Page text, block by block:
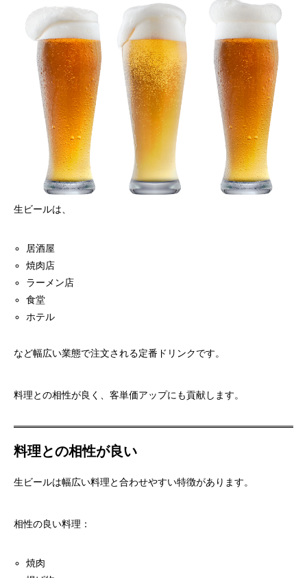
生ビールは、
居酒屋
焼肉店
ラーメン店
食堂
ホテル
など幅広い業態で注文される定番ドリンクです。
料理との相性が良く、客単価アップにも貢献します。
料理との相性が良い
生ビールは幅広い料理と合わせやすい特徴があります。
相性の良い料理：
焼肉